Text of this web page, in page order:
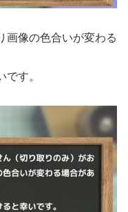
画像の色合いが変わる
す。